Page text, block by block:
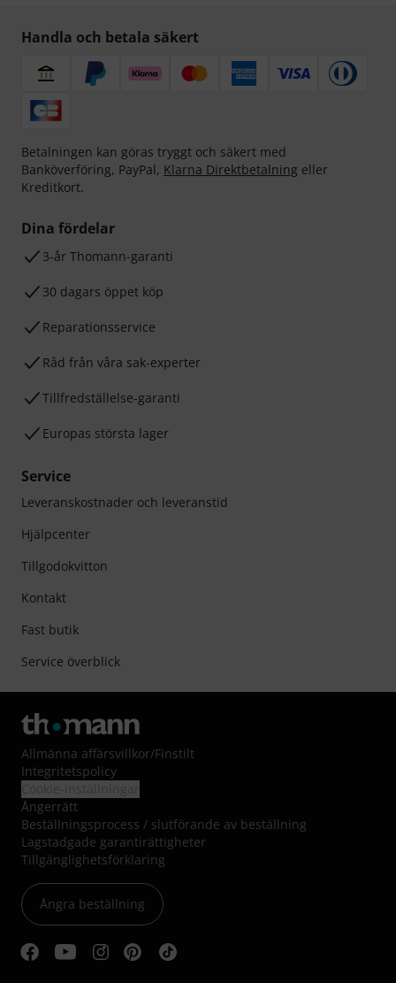
Handla och betala säkert
Betalningen kan göras tryggt och säkert med
Banköverföring, PayPal, Klarna Direktbetalning eller
Kreditkort.
Dina fördelar
3-år Thomann-garanti
30 dagars öppet köp
Reparationsservice
Råd från våra sak-experter
Tillfredställelse-garanti
Europas största lager
Service
Leveranskostnader och leveranstid
Hjälpcenter
Tillgodokvitton
Kontakt
Fast butik
Service överblick
Allmänna affärsvillkor/Finstilt
Integritetspolicy
Ångerrätt
Beställningsprocess / slutförande av beställning
Lagstadgade garantirättigheter
Tillgänglighetsförklaring
Ångra beställning